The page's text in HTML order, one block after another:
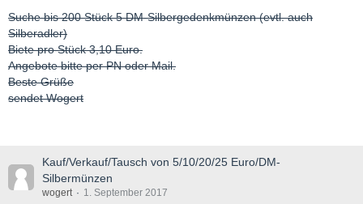
Suche bis 200 Stück 5 DM-Silbergedenkmünzen (evtl. auch
Silberadler)
Biete pro Stück 3,10 Euro.
Angebote bitte per PN oder Mail.
Beste Grüße
sendet Wogert
Kauf/Verkauf/Tausch von 5/10/20/25 Euro/DM-
Silbermünzen
wogert 1. September 2017